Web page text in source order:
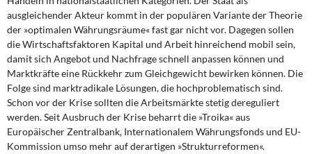
ausgleichender Akteur kommt in der populären Variante der Theorie
der »optimalen Währungsräume« fast gar nicht vor. Dagegen sollen
die Wirtschaftsfaktoren Kapital und Arbeit hinreichend mobil sein,
damit sich Angebot und Nachfrage schnell anpassen können und
Marktkräfte eine Rückkehr zum Gleichgewicht bewirken können. Die
Folge sind marktradikale Lösungen, die hochproblematisch sind.
Schon vor der Krise sollten die Arbeitsmärkte stetig dereguliert
werden. Seit Ausbruch der Krise beharrt die »Troika« aus
Europäischer Zentralbank, Internationalem Währungsfonds und EU-
Kommission umso mehr auf derartigen »Strukturreformen«.